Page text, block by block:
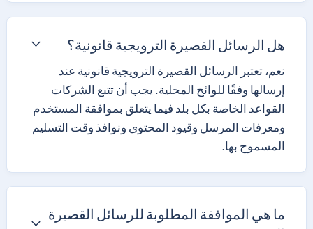
هل الرسائل القصيرة الترويجية قانونية؟
نعم، تعتبر الرسائل القصيرة الترويجية قانونية عند
إرسالها وفقًا للوائح المحلية. يجب أن تتبع الشركات
القواعد الخاصة بكل بلد فيما يتعلق بموافقة المستخدم
ومعرفات المرسل وقيود المحتوى ونوافذ وقت التسليم
المسموح بها.
ما هي الموافقة المطلوبة للرسائل القصيرة